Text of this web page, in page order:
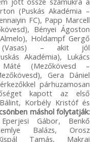
(Puskás Akadémia –
FC), Papp Marcell
Bényei Ágoston
Holdampf Gergő
(Vasas) – akit jól
Akadémia), Lukács
(Mezőkövesd –
Gera Dániel
párhuzamosan
kapott az első
Korbély Kristóf és
máshol folytatják:
Gábor, Benkő
Balázs, Orosz
Tamás, Makrai